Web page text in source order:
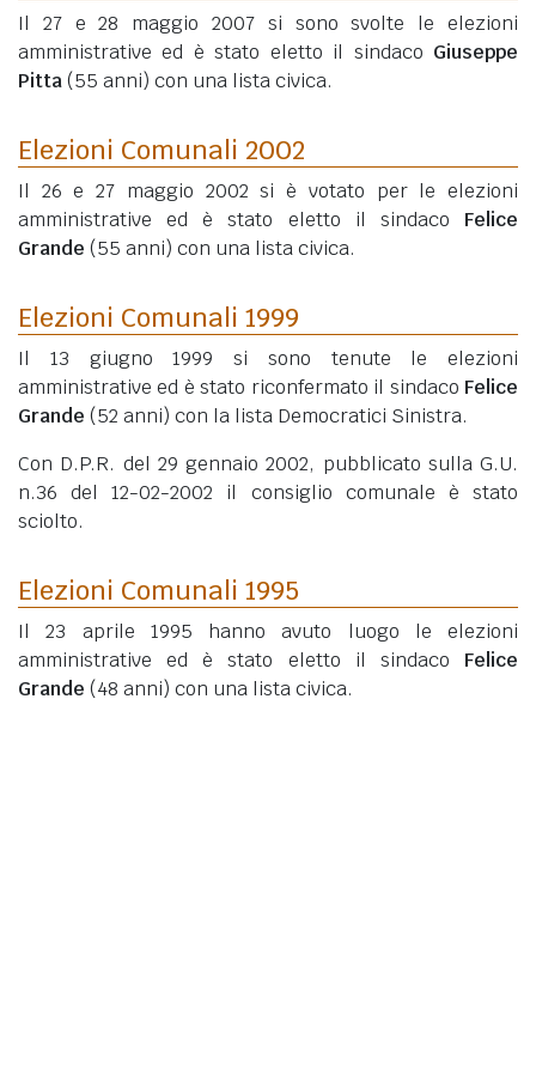
Il 27 e 28 maggio 2007 si sono svolte le elezioni
amministrative ed è stato eletto il sindaco Giuseppe
Pitta(55 anni) con una lista civica.
Elezioni Comunali 2002
Il 26 e 27 maggio 2002 si è votato per le elezioni
amministrative ed è stato eletto il sindaco Felice
Grande (55 anni) con una lista civica.
Elezioni Comunali 1999
Il 13 giugno 1999 si sono tenute le elezioni
amministrative ed è stato riconfermato il sindaco Felice
Grande (52 anni) con la lista Democratici Sinistra.
Con D.P.R. del 29 gennaio 2002, pubblicato sulla G.U.
n.36 del 12-02-2002 il consiglio comunale è stato
sciolto.
Elezioni Comunali 1995
Il 23 aprile 1995 hanno avuto luogo le elezioni
amministrative ed è stato eletto il sindaco Felice
Grande (48 anni) con una lista civica.